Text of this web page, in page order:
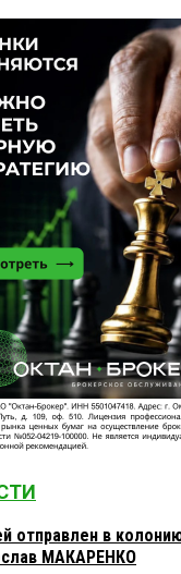
отправлен в
МАКАРЕНКО